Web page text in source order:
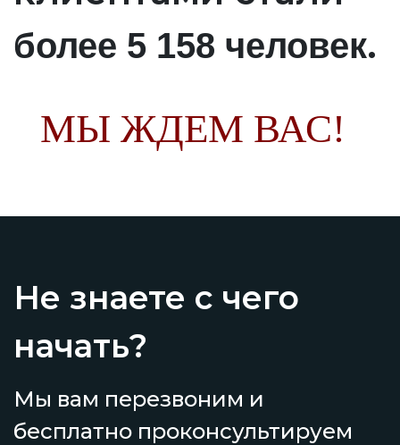
более 5 158 человек.
МЫ ЖДЕМ ВАС!
Не знаете с чего
начать?
Мы вам перезвоним и
бесплатно проконсультируем